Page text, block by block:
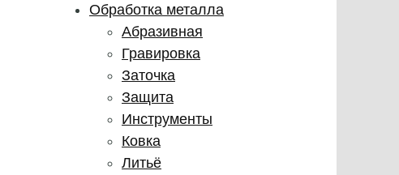
Обработка металла
Абразивная
Гравировка
Заточка
Защита
Инструменты
Ковка
Литьё